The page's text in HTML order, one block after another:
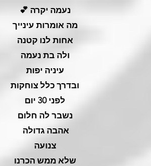
נעמה יקרה 💕
מה אומרות עינייך
אחות לנו קטנה
ולה בת נעמה
עיניה יפות
ובדרך כלל צוחקות
לפני 30 יום
נשבר לה חלום
אהבה גדולה
צנועה
שלא ממש הכרנו